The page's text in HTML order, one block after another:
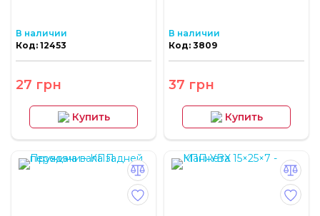
В наличии
Код: 12453
27 грн
Купить
В наличии
Код: 3809
37 грн
Купить